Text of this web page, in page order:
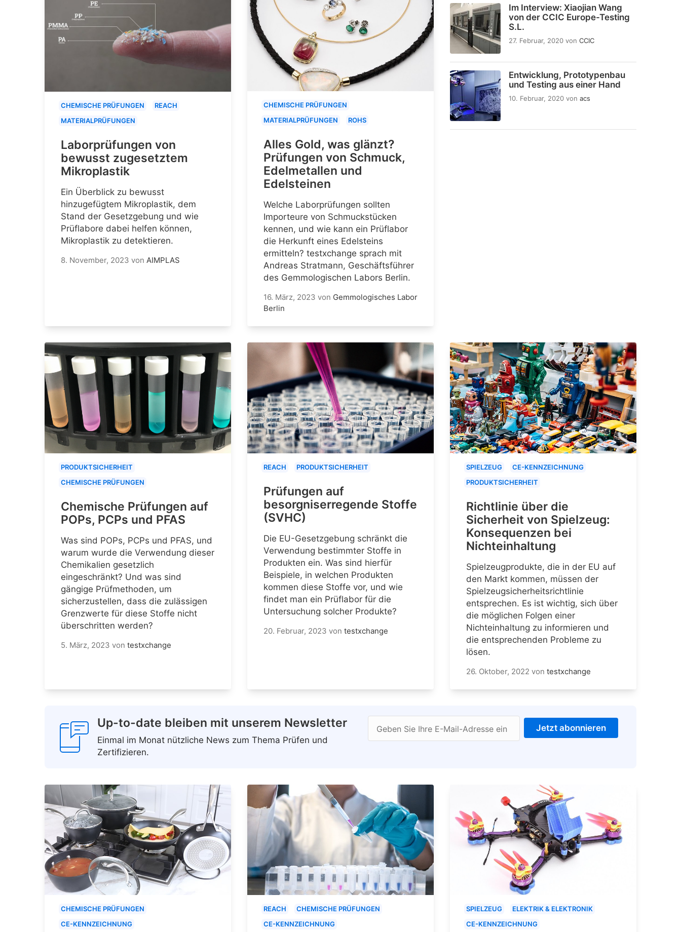
Im Interview: Xiaojian Wang
von der CCIC Europe-Testing
S.L.
27. Februar, 2020 von CCIC
Entwicklung, Prototypenbau
und Testing aus einer Hand
10. Februar, 2020 von acs
CHEMISCHE PRÜFUNGEN
REACH
MATERIALPRÜFUNGEN
Laborprüfungen von
bewusst zugesetztem
Mikroplastik
Ein Überblick zu bewusst
hinzugefügtem Mikroplastik, dem
Stand der Gesetzgebung und wie
Prüflabore dabei helfen können,
Mikroplastik zu detektieren.
8. November, 2023 von AIMPLAS
CHEMISCHE PRÜFUNGEN
MATERIALPRÜFUNGEN
ROHS
Alles Gold, was glänzt?
Prüfungen von Schmuck,
Edelmetallen und
Edelsteinen
Welche Laborprüfungen sollten
Importeure von Schmuckstücken
kennen, und wie kann ein Prüflabor
die Herkunft eines Edelsteins
ermitteln? testxchange sprach mit
Andreas Stratmann, Geschäftsführer
des Gemmologischen Labors Berlin.
16. März, 2023 von Gemmologisches Labor
Berlin
PRODUKTSICHERHEIT
CHEMISCHE PRÜFUNGEN
Chemische Prüfungen auf
POPs, PCPs und PFAS
Was sind POPs, PCPs und PFAS, und
warum wurde die Verwendung dieser
Chemikalien gesetzlich
eingeschränkt? Und was sind
gängige Prüfmethoden, um
sicherzustellen, dass die zulässigen
Grenzwerte für diese Stoffe nicht
überschritten werden?
5. März, 2023 von testxchange
REACH PRODUKTSICHERHEIT
Prüfungen auf
besorgniserregende Stoffe
(SVHC)
Die EU-Gesetzgebung schränkt die
Verwendung bestimmter Stoffe in
Produkten ein. Was sind hierfür
Beispiele, in welchen Produkten
kommen diese Stoffe vor, und wie
findet man ein Prüflabor für die
Untersuchung solcher Produkte?
20. Februar, 2023 von testxchange
SPIELZEUG
CE-KENNZEICHNUNG
PRODUKTSICHERHEIT
Richtlinie über die
Sicherheit von Spielzeug:
Konsequenzen bei
Nichteinhaltung
Spielzeugprodukte, die in der EU auf
den Markt kommen, müssen der
Spielzeugsicherheitsrichtlinie
entsprechen. Es ist wichtig, sich über
die möglichen Folgen einer
Nichteinhaltung zu informieren und
die entsprechenden Probleme zu
lösen.
26. Oktober, 2022 von testxchange
Up-to-date bleiben mit unserem Newsletter
Einmal im Monat nützliche News zum Thema Prüfen und
Zertifizieren.
Geben Sie Ihre E-Mail-Adresse ein Jetzt abonnieren
CHEMISCHE PRÜFUNGEN
CE-KENNZEICHNUNG
REACH
CHEMISCHE PRÜFUNGEN
CE-KENNZEICHNUNG
SPIELZEUG
ELEKTRIK & ELEKTRONIK
CE-KENNZEICHNUNG